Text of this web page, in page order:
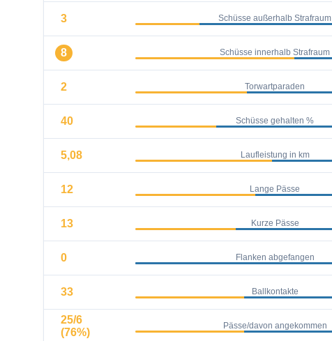
3 Schüsse außerhalb Strafraum
8 Schüsse innerhalb Strafraum
2 Torwartparaden
40 Schüsse gehalten %
5,08 Laufleistung in km
12 Lange Pässe
13 Kurze Pässe
0 Flanken abgefangen
33 Ballkontakte
25/6
(76%)
Pässe/davon angekommen